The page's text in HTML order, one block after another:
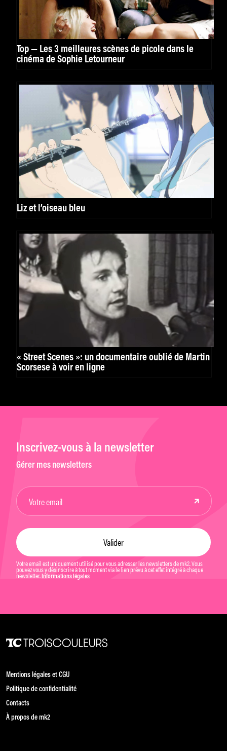
Top — Les 3 meilleures scènes de picole dans le
cinéma de Sophie Letourneur
Liz et l’oiseau bleu
« Street Scenes »: un documentaire oublié de Martin
Scorsese à voir en ligne
Inscrivez-vous à la newsletter
Gérer mes newsletters
Votre email est uniquement utilisé pour vous adresser les newsletters de mk2. Vous
pouvez vous y désinscrire à tout moment via le lien prévu à cet effet intégré à chaque
newsletter. Informations légales
Mentions légales et CGU
Politique de confidentialité
Contacts
À propos de mk2